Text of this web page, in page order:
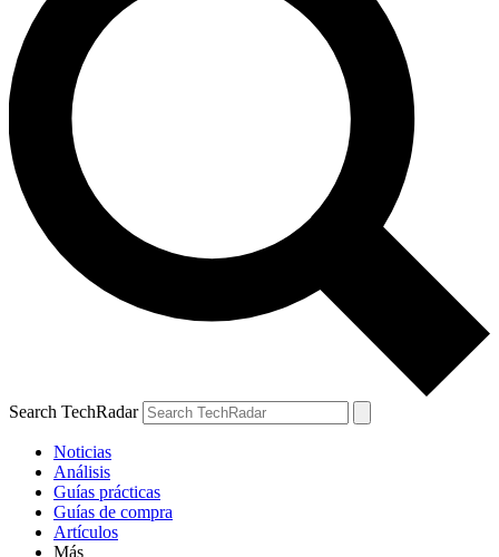
Search TechRadar
Noticias
Análisis
Guías prácticas
Guías de compra
Artículos
Más